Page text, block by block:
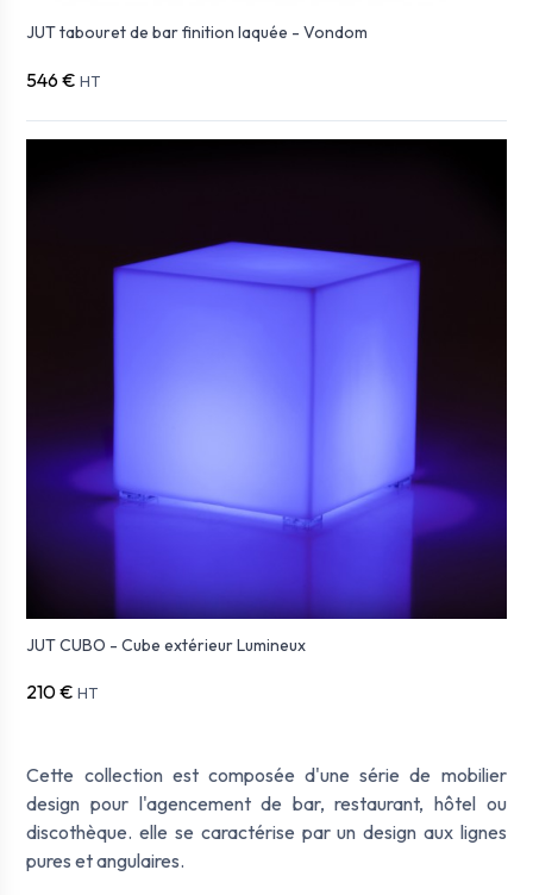
Cette collection est composée d'une série de mobilier
design pour l'agencement de bar, restaurant, hôtel ou
discothèque. elle se caractérise par un design aux lignes
pures et angulaires.
JUT tabouret de bar finition laquée - Vondom
546 € HT
JUT CUBO - Cube extérieur Lumineux
210 € HT